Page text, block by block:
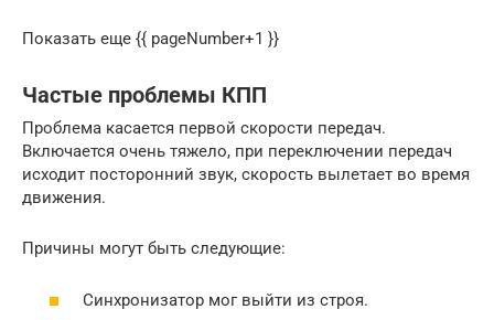
Показать еще {{ pageNumber+1 }}
Частые проблемы КПП
Проблема касается первой скорости передач.
Включается очень тяжело, при переключении передач
исходит посторонний звук, скорость вылетает во время
движения.
Причины могут быть следующие:
Синхронизатор мог выйти из строя.